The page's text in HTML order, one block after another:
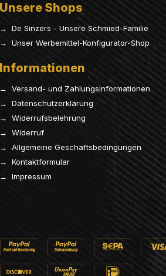
Unsere Shops
→ De Sinzers - Unsere Schmied-Familie
→ Unser Werbemittel-Konfigurator-Shop
Informationen
→ Versand- und Zahlungsinformationen
→ Datenschutzerklärung
→ Widerrufsbelehrung
→ Widerruf
→ Allgemeine Geschäftsbedingungen
→ Kontaktformular
→ Impressum